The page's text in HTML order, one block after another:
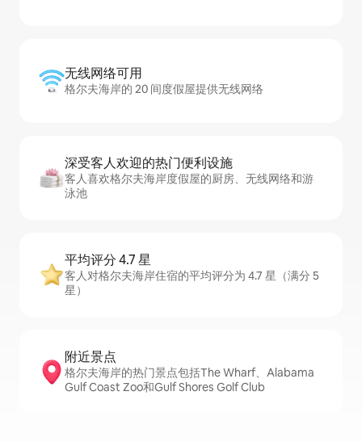
无线网络可用
格尔夫海岸的 20 间度假屋提供无线网络
深受客人欢迎的热门便利设施
客人喜欢格尔夫海岸度假屋的厨房、无线网络和游
泳池
平均评分 4.7 星
客人对格尔夫海岸住宿的平均评分为 4.7 星（满分 5
星）
附近景点
格尔夫海岸的热门景点包括The Wharf、Alabama
Gulf Coast Zoo和Gulf Shores Golf Club